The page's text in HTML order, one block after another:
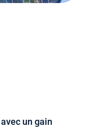
un gain